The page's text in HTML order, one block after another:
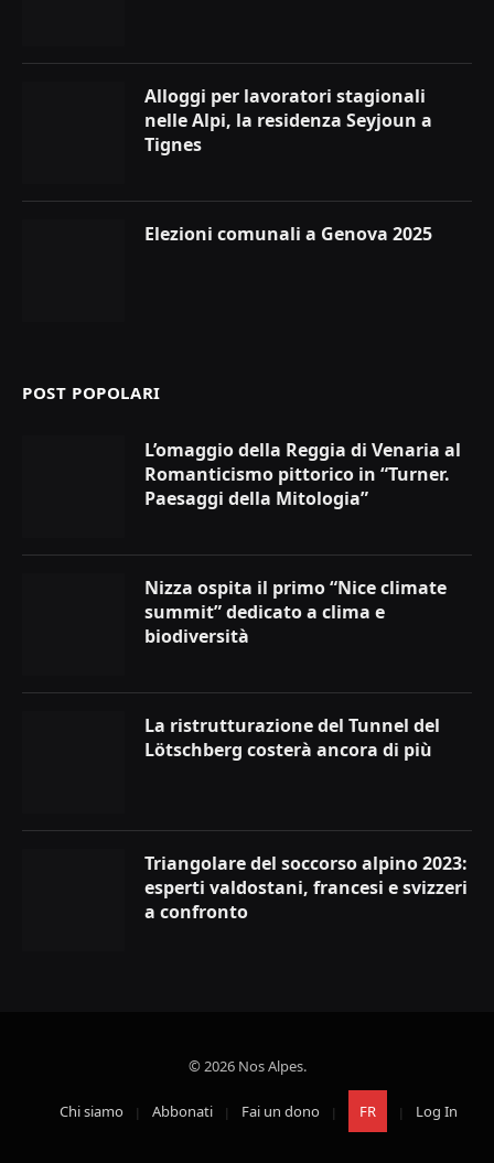
Alloggi per lavoratori stagionali
nelle Alpi, la residenza Seyjoun a
Tignes
Elezioni comunali a Genova 2025
POST POPOLARI
L’omaggio della Reggia di Venaria al
Romanticismo pittorico in “Turner.
Paesaggi della Mitologia”
Nizza ospita il primo “Nice climate
summit” dedicato a clima e
biodiversità
La ristrutturazione del Tunnel del
Lötschberg costerà ancora di più
Triangolare del soccorso alpino 2023:
esperti valdostani, francesi e svizzeri
a confronto
© 2026 Nos Alpes.
Chi siamo Abbonati Fai un dono FR Log In